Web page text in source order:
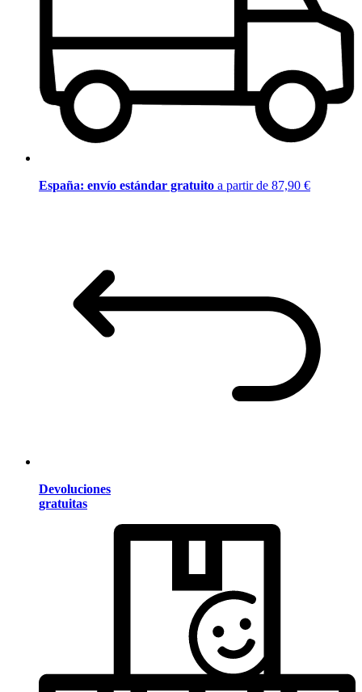
España: envío estándar gratuito a partir de 87,90 €
Devoluciones
gratuitas